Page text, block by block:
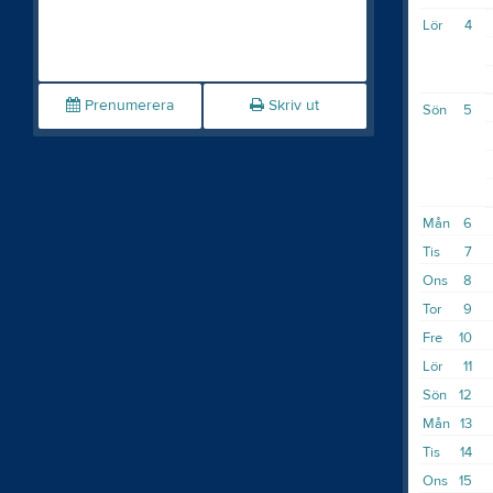
Prenumerera Skriv ut
4
Lör
5
Sön
6
Mån
7
Tis
8
Ons
9
Tor
10
Fre
11
Lör
12
Sön
13
Mån
14
Tis
15
Ons